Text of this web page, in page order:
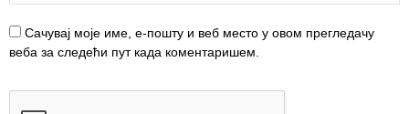
Сачувај моје име, е-пошту и веб место у овом прегледачу
веба за следећи пут када коментаришем.